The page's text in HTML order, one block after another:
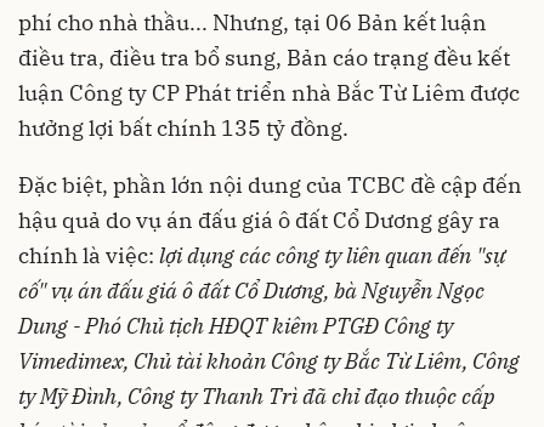
phí cho nhà thầu... Nhưng, tại 06 Bản kết luận
điều tra, điều tra bổ sung, Bản cáo trạng đều kết
luận Công ty CP Phát triển nhà Bắc Từ Liêm được
hưởng lợi bất chính 135 tỷ đồng.
Đặc biệt, phần lớn nội dung của TCBC đề cập đến
hậu quả do vụ án đấu giá ô đất Cổ Dương gây ra
chính là việc: lợi dụng các công ty liên quan đến "sự
cố" vụ án đấu giá ô đất Cổ Dương, bà Nguyễn Ngọc
Dung - Phó Chủ tịch HĐQT kiêm PTGĐ Công ty
Vimedimex, Chủ tài khoản Công ty Bắc Từ Liêm, Công
ty Mỹ Đình, Công ty Thanh Trì đã chỉ đạo thuộc cấp